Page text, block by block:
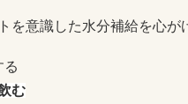
を意識した水分補給を心が
る
む